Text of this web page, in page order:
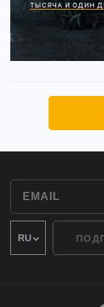
ТЫСЯЧА И ОДИН